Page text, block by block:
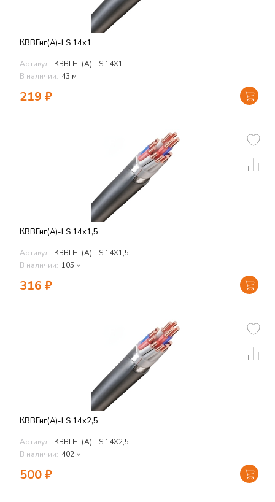
КВВГнг(А)-LS 14х1
Артикул: КВВГНГ(А)-LS 14Х1
В наличии: 43 м
219 ₽
КВВГнг(А)-LS 14х1,5
Артикул: КВВГНГ(А)-LS 14Х1,5
В наличии: 105 м
316 ₽
КВВГнг(А)-LS 14х2,5
Артикул: КВВГНГ(А)-LS 14Х2,5
В наличии: 402 м
500₽